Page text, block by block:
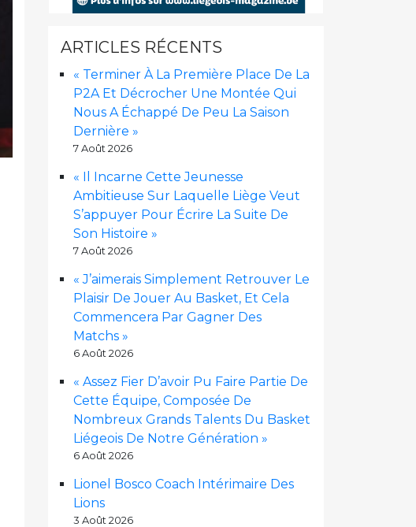
ARTICLES RÉCENTS
« Terminer À La Première Place De La
P2A Et Décrocher Une Montée Qui
Nous A Échappé De Peu La Saison
Dernière »
7 Août 2026
« Il Incarne Cette Jeunesse
Ambitieuse Sur Laquelle Liège Veut
S’appuyer Pour Écrire La Suite De
Son Histoire »
7 Août 2026
« J’aimerais Simplement Retrouver Le
Plaisir De Jouer Au Basket, Et Cela
Commencera Par Gagner Des
Matchs »
6 Août 2026
« Assez Fier D’avoir Pu Faire Partie De
Cette Équipe, Composée De
Nombreux Grands Talents Du Basket
Liégeois De Notre Génération »
6 Août 2026
Lionel Bosco Coach Intérimaire Des
Lions
3 Août 2026